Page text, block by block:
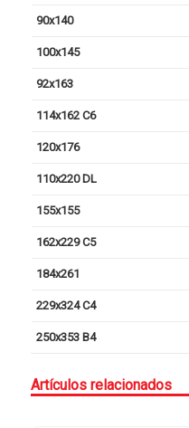
90x140
100x145
92x163
114x162 C6
120x176
110x220 DL
155x155
162x229 C5
184x261
229x324 C4
250x353 B4
Artículos relacionados